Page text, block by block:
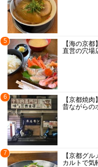
5
【海の京
直営の穴場
6
【京都焼
昔ながらの
7
【京都グ
カルトで気